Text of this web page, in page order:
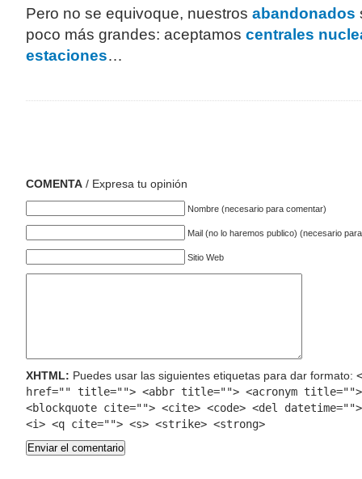
Pero no se equivoque, nuestros abandonados
poco más grandes: aceptamos centrales
estaciones…
COMENTA / Expresa tu opinión
Nombre (necesario para comentar)
Mail (no lo haremos publico) (necesario
Sitio Web
XHTML: Puedes usar las siguientes etiquetas para dar formato:
href="" title=""> <abbr title=""> <acronym title="">
<blockquote cite=""> <cite> <code> <del datetime="">
<i> <q cite=""> <s> <strike> <strong>